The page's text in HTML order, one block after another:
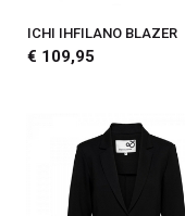
ICHI IHFILANO BLAZER
€ 109,95